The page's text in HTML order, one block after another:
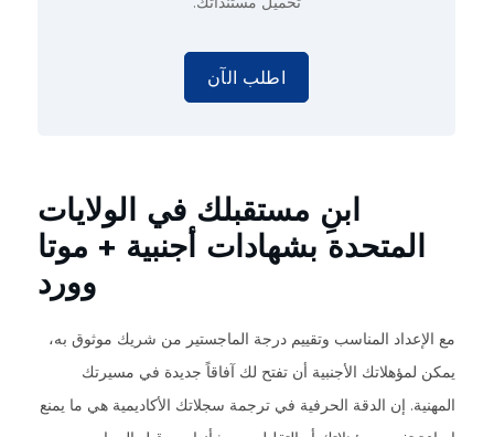
اطلب الآن
ابنِ مستقبلك في الولايات
المتحدة بشهادات أجنبية + موتا
وورد
مع الإعداد المناسب وتقييم درجة الماجستير من شريك موثوق به،
يمكن لمؤهلاتك الأجنبية أن تفتح لك آفاقاً جديدة في مسيرتك
المهنية. إن الدقة الحرفية في ترجمة سجلاتك الأكاديمية هي ما يمنع